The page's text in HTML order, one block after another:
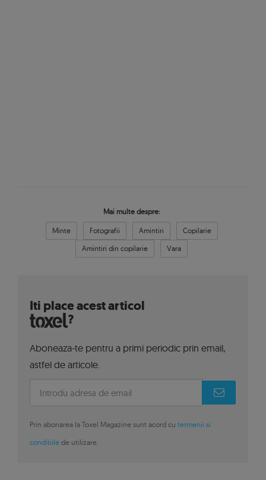
Mai multe despre:
Minte Fotografii Amintiri
Copilarie
Amintiri din copilarie
Vara
Iti place acest articol
?
Aboneaza-te pentru a primi periodic prin email,
astfel de articole.
Prin abonarea la Toxel Magazine sunt acord cu termenii si
conditiile de utilizare.